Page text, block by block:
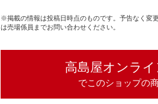
※掲載の情報は投稿日時点のものです。予告なく変
は売場係員までお問い合わせください。
高島屋オンラ
でこのショップの